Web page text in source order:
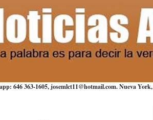
646 363-1605, josemlct11@hotmail.com. Nueva York,